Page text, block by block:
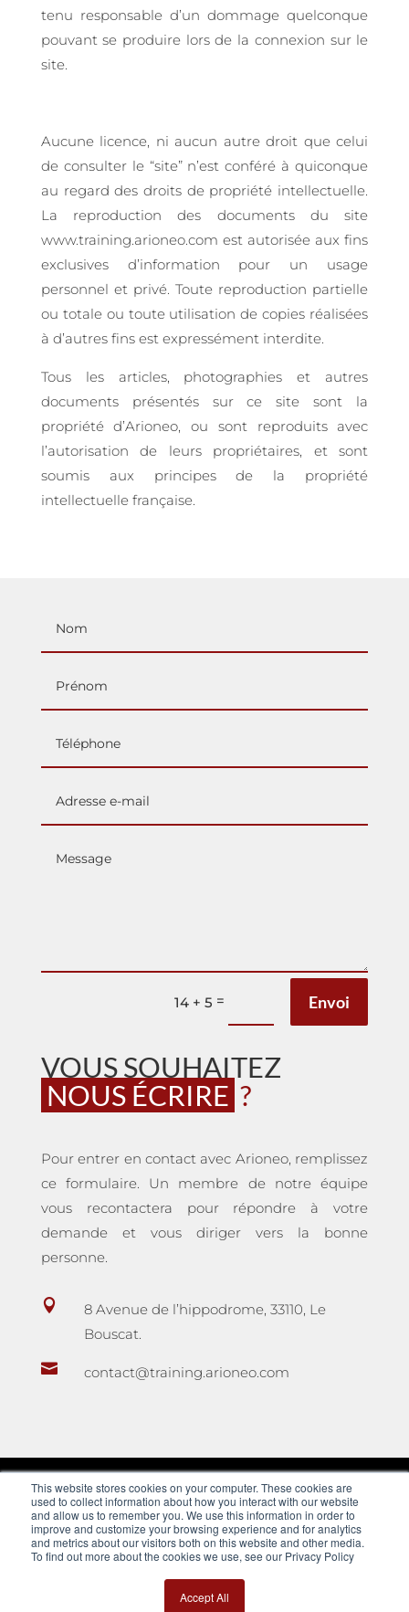
This website stores cookies on your computer. These cookies are
used to collect information about how you interact with our website
and allow us to remember you. We use this information in order to
improve and customize your browsing experience and for analytics
and metrics about our visitors both on this website and other media.
To find out more about the cookies we use, see our Privacy Policy
Accept All
tenu responsable d’un dommage quelconque
pouvant se produire lors de la connexion sur le
site.
Aucune licence, ni aucun autre droit que celui
de consulter le “site” n’est conféré à quiconque
au regard des droits de propriété intellectuelle.
La reproduction des documents du site
www.training.arioneo.com est autorisée aux fins
exclusives d’information pour un usage
personnel et privé. Toute reproduction partielle
ou totale ou toute utilisation de copies réalisées
à d’autres fins est expressément interdite.
Tous les articles, photographies et autres
documents présentés sur ce site sont la
propriété d’Arioneo, ou sont reproduits avec
l’autorisation de leurs propriétaires, et sont
soumis aux principes de la propriété
intellectuelle française.
14 + 5 = Envoi
VOUS SOUHAITEZ
NOUS ÉCRIRE ?
Pour entrer en contact avec Arioneo, remplissez
ce formulaire. Un membre de notre équipe
vous recontactera pour répondre à votre
demande et vous diriger vers la bonne
personne.

8 Avenue de l’hippodrome, 33110, Le
Bouscat.
 contact@training.arioneo.com